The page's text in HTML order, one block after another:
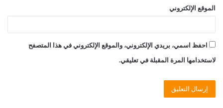
الموقع الإلكتروني
احفظ اسمي، بريدي الإلكتروني، والموقع الإلكتروني في هذا المتصفح
لاستخدامها المرة المقبلة في تعليقي.